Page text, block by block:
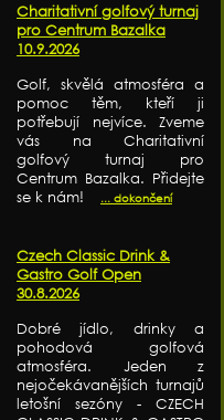
Charitativní golfový turnaj
pro Centrum Bazalka
10.9.2026
Golf, skvělá atmosféra a
pomoc těm, kteří ji
potřebují nejvíce. Zveme
vás na Charitativní
golfový turnaj pro
Centrum Bazalka. Přidejte
se k nám!
... dokončení
Czech Classic Drink &
Gastro Golf Open
30.8.2026
Dobré jídlo, drinky a
pohodová golfová
atmosféra. Jeden z
nejočekávanějších turnajů
letošní sezóny - CZECH